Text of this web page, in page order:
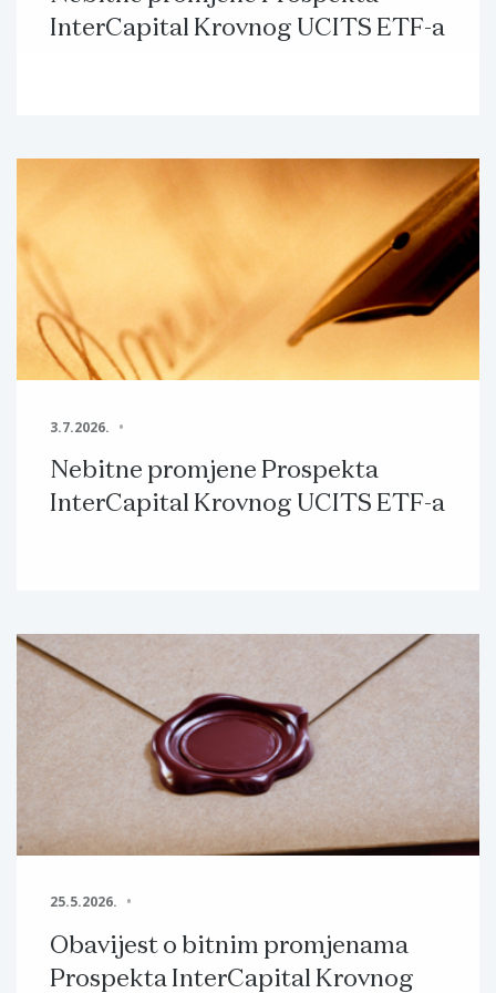
InterCapital Krovnog UCITS ETF-a
3.7.2026.
Nebitne promjene Prospekta
InterCapital Krovnog UCITS ETF-a
25.5.2026.
Obavijest o bitnim promjenama
Prospekta InterCapital Krovnog